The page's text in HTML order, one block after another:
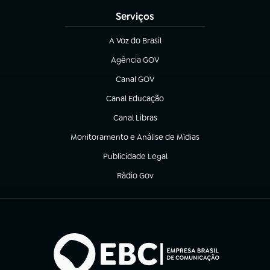
Serviços
A Voz do Brasil
(abre em nova aba)
Agência GOV
(abre em nova aba)
Canal GOV
(abre em nova aba)
Canal Educação
(abre em nova aba)
Canal Libras
(abre em nova aba)
Monitoramento e Análise de Mídias
(abre em nova aba)
Publicidade Legal
(abre em nova aba)
Rádio Gov
(abre em nova aba)